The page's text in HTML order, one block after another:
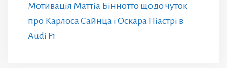
Мотивація Маттіа Біннотто щодо чуток
про Карлоса Сайнца і Оскара Піастрі в
Audi F1